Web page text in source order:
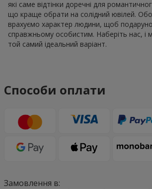
які саме відтінки доречні для
що краще обрати на солідний ювілей.
врахуємо характер людини, щоб
справжньому особистим. Наберіть нас, і
той самий ідеальний варіант.
Способи оплати
Замовлення в: